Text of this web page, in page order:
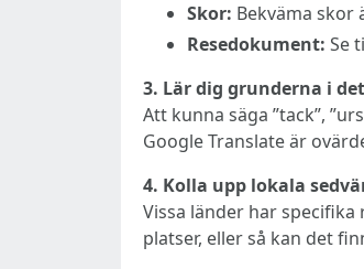
Skor: Bekväma
Resedokument: Se
3. Lär dig grunderna i
Att kunna säga ”tack”,
Google Translate är
4. Kolla upp lokala
Vissa länder har
platser, eller så kan det